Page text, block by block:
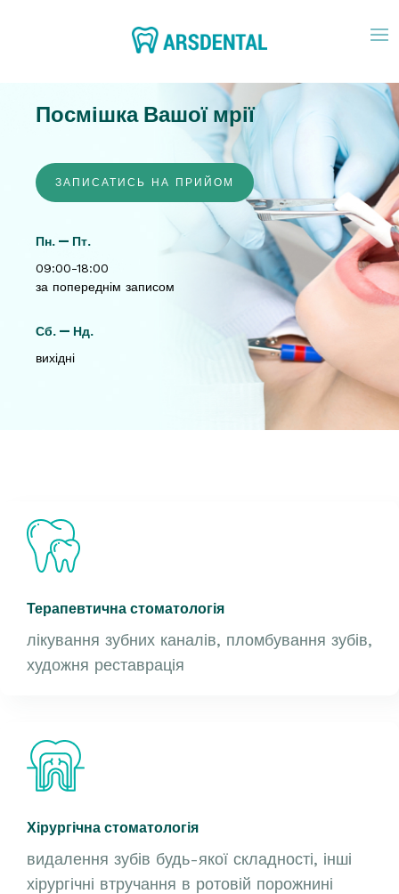
Посмішка Вашої мрії
ЗАПИСАТИСЬ НА ПРИЙОМ
Пн. — Пт.
09:00-18:00
за попереднім записом
Сб. — Нд.
вихідні
Терапевтична стоматологія
лікування зубних каналів, пломбування зубів,
художня реставрація
Хірургічна стоматологія
видалення зубів будь-якої складності, інші
хірургічні втручання в ротовій порожнині